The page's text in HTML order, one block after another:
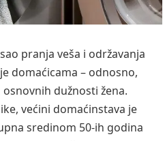
pranja veša i održavanja
domaćicama – odnosno,
dužnosti žena.
većini domaćinstava je
sredinom 50-ih godina